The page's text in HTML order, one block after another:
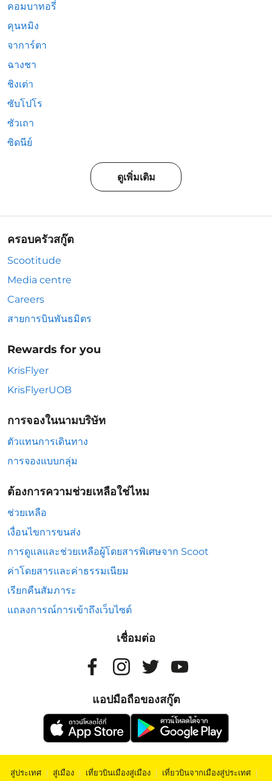
คอมบาทอรี่
คุนหมิง
จาการ์ตา
ฉางชา
ชิงเต่า
ซับโปโร
ซัวเถา
ซิดนีย์
ดูเพิ่มเติม
ครอบครัวสกู๊ต
Scootitude
Media centre
Careers
สายการบินพันธมิตร
Rewards for you
KrisFlyer
KrisFlyerUOB
การจองในนามบริษัท
ตัวแทนการเดินทาง
การจองแบบกลุ่ม
ต้องการความช่วยเหลือใช่ไหม
ช่วยเหลือ
เงื่อนไขการขนส่ง
การดูแลและช่วยเหลือผู้โดยสารพิเศษจาก Scoot
ค่าโดยสารและค่าธรรมเนียม
เรียกคืนสัมภาระ
แถลงการณ์การเข้าถึงเว็บไซต์
เชื่อมต่อ
แอปมือถือของสกู๊ต
สู่ประเทศ | สู่เมือง | เที่ยวบินเมืองสู่เมือง | เที่ยวบินจากเมืองสู่ประเทศ |